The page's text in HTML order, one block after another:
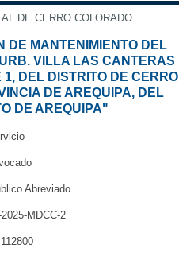
DE CERRO COLORADO
DE MANTENIMIENTO DEL
VILLA LAS CANTERAS
DEL DISTRITO DE CERRO
DE AREQUIPA, DEL
DE AREQUIPA"
Abreviado
MDCC-2